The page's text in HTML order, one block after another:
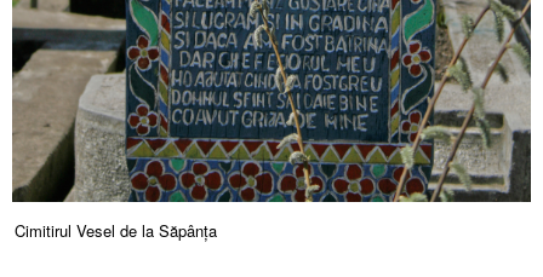
Cimitirul Vesel de la Săpânța